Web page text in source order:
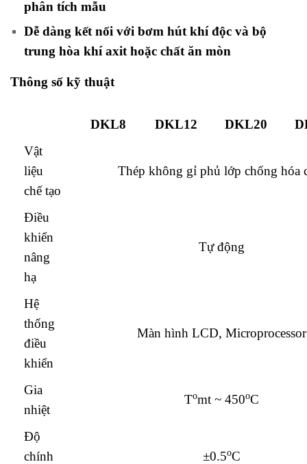
phân tích mẫu
Dễ dàng kết nối với bơm hút khí độc và bộ
trung hòa khí axit hoặc chất ăn mòn
Thông số kỹ thuật
DKL8 DKL12 DKL20
Vật
liệu
chế tạo
Thép không gỉ phủ lớp chống hóa
Điều
khiển
nâng
hạ
Tự động
Hệ
thống
điều
khiển
Màn hình LCD, Microprocessor
Gia
nhiệt
Tomt ~ 450oC
Độ
chính
±0.5oC